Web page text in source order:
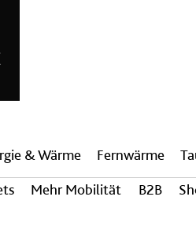
Mehr Mobilität B2B
& Wärme Fern­wärme